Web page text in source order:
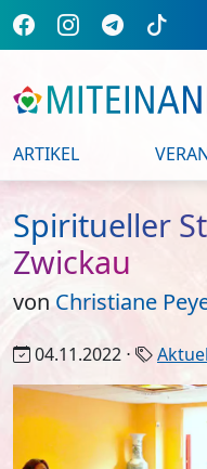
ARTIKEL
Spiritueller
Zwickau
von Christiane
04.11.2022 ⋅